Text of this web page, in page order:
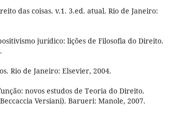
das coisas. v.1. 3.ed. atual. Rio de Janeiro:
jurídico: lições de Filosofia do Direito.
Rio de Janeiro: Elsevier, 2004.
função: novos estudos de Teoria do Direito.
Versiani). Barueri: Manole, 2007.